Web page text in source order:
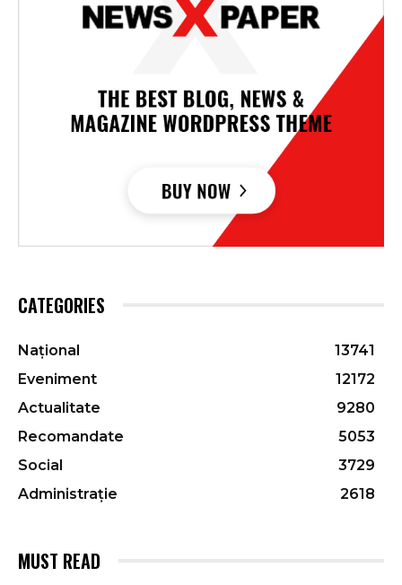
CATEGORIES
Național
13741
Eveniment
12172
Actualitate
9280
Recomandate
5053
Social
3729
Administrație
2618
MUST READ